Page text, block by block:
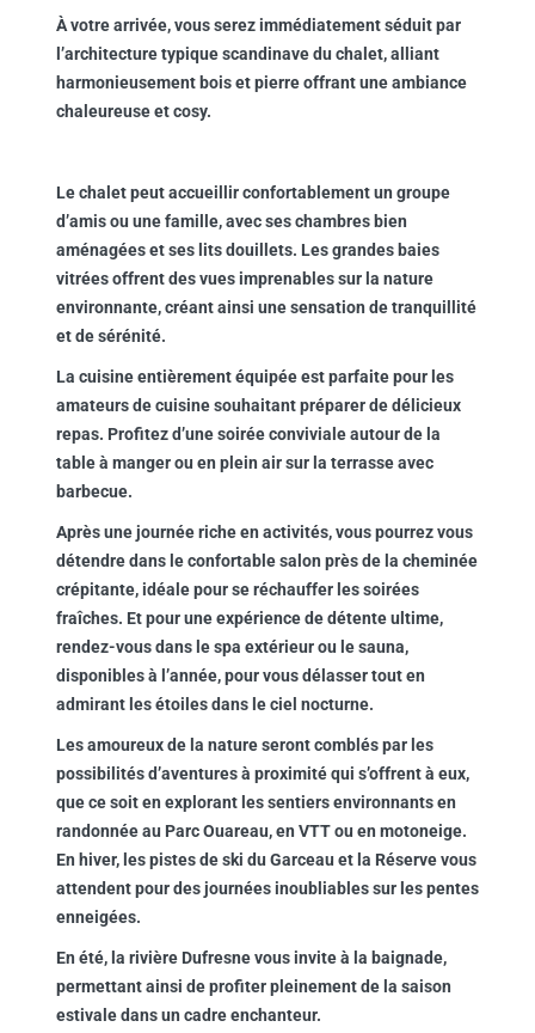
À votre arrivée, vous serez immédiatement séduit par
l’architecture typique scandinave du chalet, alliant
harmonieusement bois et pierre offrant une ambiance
chaleureuse et cosy.
Le chalet peut accueillir confortablement un groupe
d’amis ou une famille, avec ses chambres bien
aménagées et ses lits douillets. Les grandes baies
vitrées offrent des vues imprenables sur la nature
environnante, créant ainsi une sensation de tranquillité
et de sérénité.
La cuisine entièrement équipée est parfaite pour les
amateurs de cuisine souhaitant préparer de délicieux
repas. Profitez d’une soirée conviviale autour de la
table à manger ou en plein air sur la terrasse avec
barbecue.
Après une journée riche en activités, vous pourrez vous
détendre dans le confortable salon près de la cheminée
crépitante, idéale pour se réchauffer les soirées
fraîches. Et pour une expérience de détente ultime,
rendez-vous dans le spa extérieur ou le sauna,
disponibles à l’année, pour vous délasser tout en
admirant les étoiles dans le ciel nocturne.
Les amoureux de la nature seront comblés par les
possibilités d’aventures à proximité qui s’offrent à eux,
que ce soit en explorant les sentiers environnants en
randonnée au Parc Ouareau, en VTT ou en motoneige.
En hiver, les pistes de ski du Garceau et la Réserve vous
attendent pour des journées inoubliables sur les pentes
enneigées.
En été, la rivière Dufresne vous invite à la baignade,
permettant ainsi de profiter pleinement de la saison
estivale dans un cadre enchanteur.